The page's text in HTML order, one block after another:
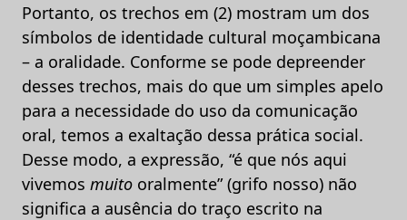
Portanto, os trechos em (2) mostram um dos
símbolos de identidade cultural moçambicana
– a oralidade. Conforme se pode depreender
desses trechos, mais do que um simples apelo
para a necessidade do uso da comunicação
oral, temos a exaltação dessa prática social.
Desse modo, a expressão, “é que nós aqui
vivemos muito oralmente” (grifo nosso) não
significa a ausência do traço escrito na